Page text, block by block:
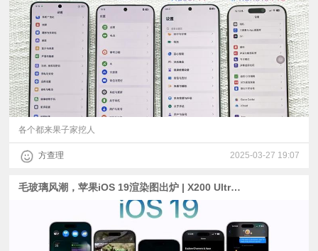
专
题
各个都来果子家挖人
方查理 2025-03-27 19:07
毛玻璃风潮，苹果iOS 19渲染图出炉 | X200 Ultra双影像芯片公布 | Find X8 Ultra官方夜景人像PK